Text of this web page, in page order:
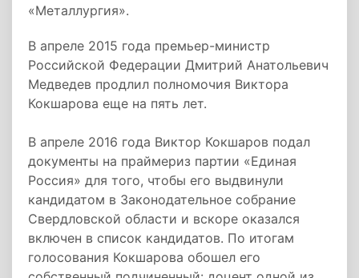
«Металлургия».
В апреле 2015 года премьер-министр
Российской Федерации Дмитрий Анатольевич
Медведев продлил полномочия Виктора
Кокшарова еще на пять лет.
В апреле 2016 года Виктор Кокшаров подал
документы на праймериз партии «Единая
Россия» для того, чтобы его выдвинули
кандидатом в Законодательное собрание
Свердловской области и вскоре оказался
включен в список кандидатов. По итогам
голосования Кокшарова обошел его